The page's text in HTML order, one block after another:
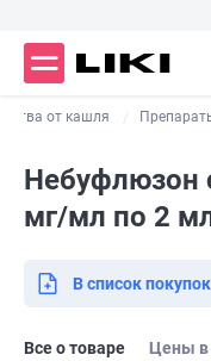
от кашля
Небуфлюзон
мг/мл по 2
В список покупок
Все о товаре Цены в